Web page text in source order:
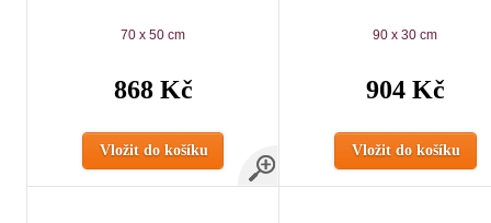
70 x 50 cm
868 Kč
Vložit do košíku
90 x 30 cm
904 Kč
Vložit do košíku